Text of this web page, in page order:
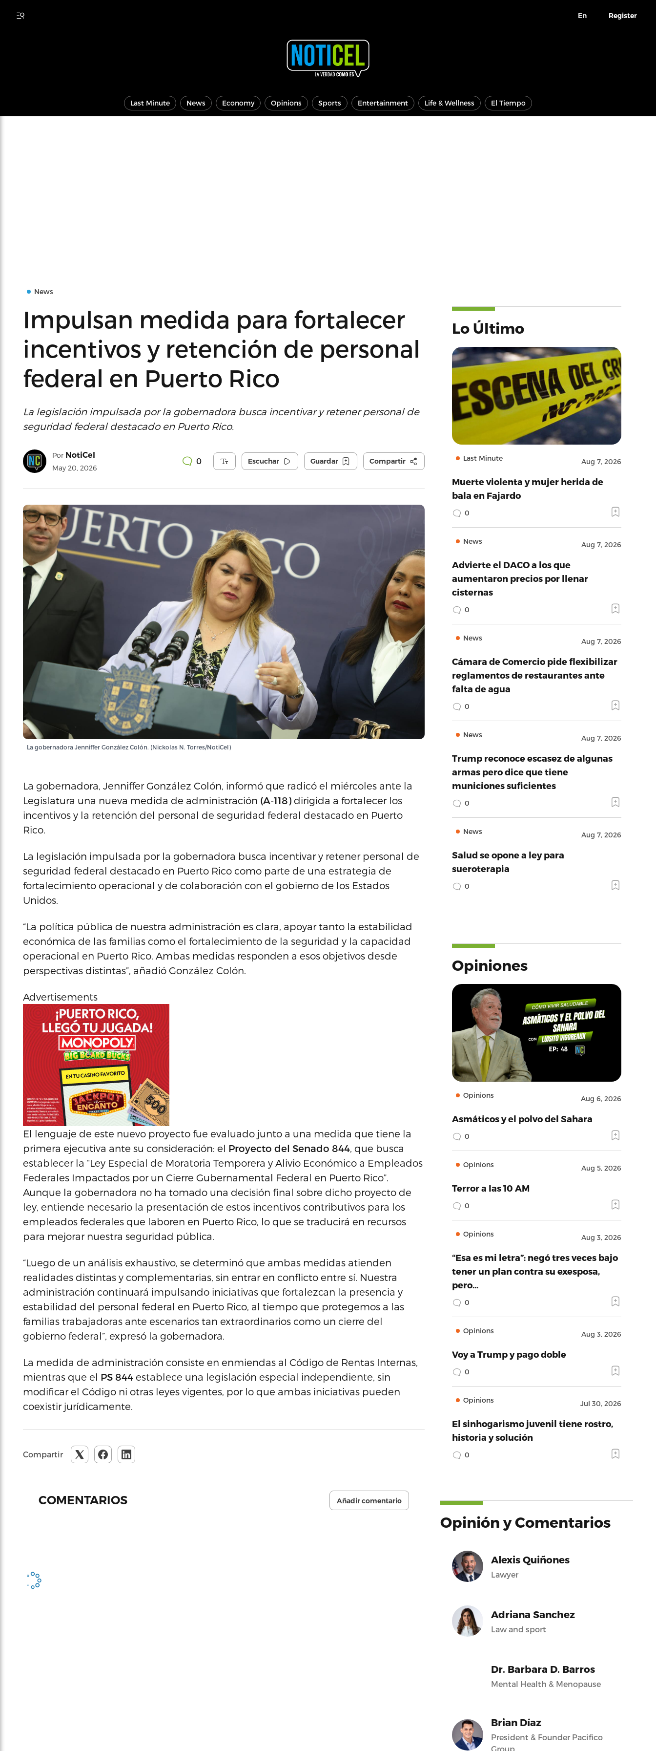
En Register
Last Minute News Economy Opinions Sports Entertainment Life & Wellness El Tiempo
News
Impulsan medida para fortalecer
incentivos y retención de personal
federal en Puerto Rico
La legislación impulsada por la gobernadora busca incentivar y retener personal de
seguridad federal destacado en Puerto Rico.
Por NotiCel
May 20, 2026
0 Escuchar Guardar Compartir
La gobernadora Jenniffer González Colón. (Nickolas N. Torres/NotiCel)
La gobernadora, Jenniffer González Colón, informó que radicó el miércoles ante la
Legislatura una nueva medida de administración (A-118) dirigida a fortalecer los
incentivos y la retención del personal de seguridad federal destacado en Puerto
Rico.
La legislación impulsada por la gobernadora busca incentivar y retener personal de
seguridad federal destacado en Puerto Rico como parte de una estrategia de
fortalecimiento operacional y de colaboración con el gobierno de los Estados
Unidos.
“La política pública de nuestra administración es clara, apoyar tanto la estabilidad
económica de las familias como el fortalecimiento de la seguridad y la capacidad
operacional en Puerto Rico. Ambas medidas responden a esos objetivos desde
perspectivas distintas”, añadió González Colón.
Advertisements
El lenguaje de este nuevo proyecto fue evaluado junto a una medida que tiene la
primera ejecutiva ante su consideración: el Proyecto del Senado 844, que busca
establecer la “Ley Especial de Moratoria Temporera y Alivio Económico a Empleados
Federales Impactados por un Cierre Gubernamental Federal en Puerto Rico”.
Aunque la gobernadora no ha tomado una decisión final sobre dicho proyecto de
ley, entiende necesario la presentación de estos incentivos contributivos para los
empleados federales que laboren en Puerto Rico, lo que se traducirá en recursos
para mejorar nuestra seguridad pública.
“Luego de un análisis exhaustivo, se determinó que ambas medidas atienden
realidades distintas y complementarias, sin entrar en conflicto entre sí. Nuestra
administración continuará impulsando iniciativas que fortalezcan la presencia y
estabilidad del personal federal en Puerto Rico, al tiempo que protegemos a las
familias trabajadoras ante escenarios tan extraordinarios como un cierre del
gobierno federal”, expresó la gobernadora.
La medida de administración consiste en enmiendas al Código de Rentas Internas,
mientras que el PS 844 establece una legislación especial independiente, sin
modificar el Código ni otras leyes vigentes, por lo que ambas iniciativas pueden
coexistir jurídicamente.
Compartir
COMENTARIOS Añadir comentario
Lo Último
Last Minute Aug 7, 2026
Muerte violenta y mujer herida de
bala en Fajardo
0
News Aug 7, 2026
Advierte el DACO a los que
aumentaron precios por llenar
cisternas
0
News Aug 7, 2026
Cámara de Comercio pide flexibilizar
reglamentos de restaurantes ante
falta de agua
0
News Aug 7, 2026
Trump reconoce escasez de algunas
armas pero dice que tiene
municiones suficientes
0
News Aug 7, 2026
Salud se opone a ley para
sueroterapia
0
Opiniones
Opinions Aug 6, 2026
Asmáticos y el polvo del Sahara
0
Opinions Aug 5, 2026
Terror a las 10 AM
0
Opinions Aug 3, 2026
“Esa es mi letra”: negó tres veces bajo
tener un plan contra su exesposa,
pero…
0
Opinions Aug 3, 2026
Voy a Trump y pago doble
0
Opinions Jul 30, 2026
El sinhogarismo juvenil tiene rostro,
historia y solución
0
Opinión y Comentarios
Alexis Quiñones
Lawyer
Adriana Sanchez
Law and sport
Dr. Barbara D. Barros
Mental Health & Menopause
Brian Díaz
President & Founder Pacifico
Group